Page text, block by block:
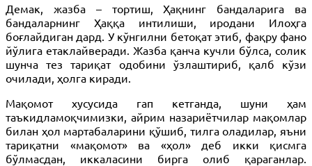
Демак, жазба – тортиш, Ҳақнинг бандаларига ва
бандаларнинг Ҳаққа интилиши, иродани Илоҳга
боғлайдиган дард. У кўнгилни бетоқат этиб, фақру фано
йўлига етаклайверади. Жазба қанча кучли бўлса, солик
шунча тез тариқат одобини ўзлаштириб, қалб кўзи
очилади, ҳолга киради.
Мақомот хусусида гап кетганда, шуни ҳам
таъкидламоқчимизки, айрим назариётчилар мақомлар
билан ҳол мартабаларини қўшиб, тилга оладилар, яъни
тариқатни «мақомот» ва «ҳол» деб икки қисмга
бўлмасдан, иккаласини бирга олиб қараганлар.